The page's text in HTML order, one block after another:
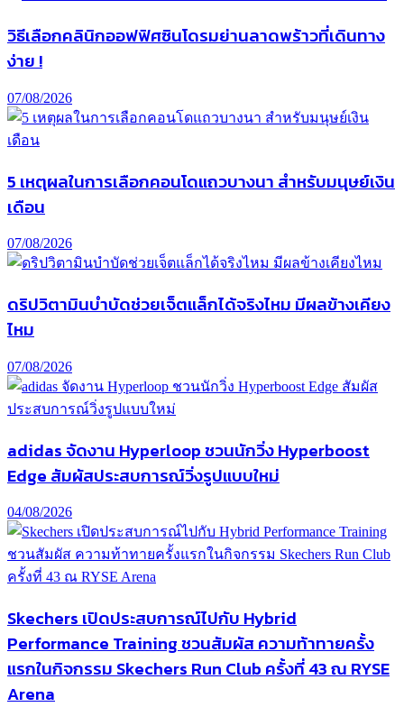
วิธีเลือกคลินิกออฟฟิศซินโดรมย่านลาดพร้าวที่เดินทาง
ง่าย !
07/08/2026
5 เหตุผลในการเลือกคอนโดแถวบางนา สำหรับมนุษย์เงิน
เดือน
07/08/2026
ดริปวิตามินบำบัดช่วยเจ็ตแล็กได้จริงไหม มีผลข้างเคียง
ไหม
07/08/2026
adidas จัดงาน Hyperloop ชวนนักวิ่ง Hyperboost
Edge สัมผัสประสบการณ์วิ่งรูปแบบใหม่
04/08/2026
Skechers เปิดประสบการณ์ไปกับ Hybrid
Performance Training ชวนสัมผัส ความท้าทายครั้ง
แรกในกิจกรรม Skechers Run Club ครั้งที่ 43 ณ RYSE
Arena